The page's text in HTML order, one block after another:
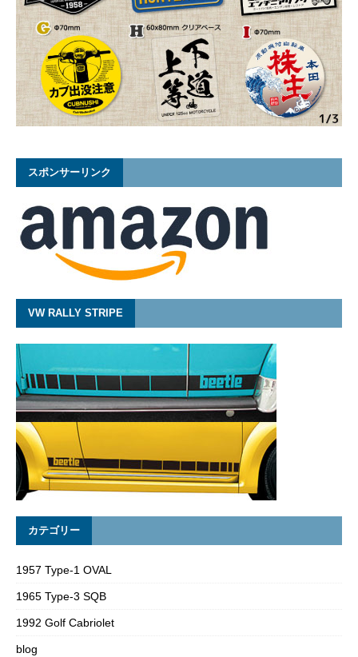
スポンサーリンク
VW RALLY STRIPE
カテゴリー
1957 Type-1 OVAL
1965 Type-3 SQB
1992 Golf Cabriolet
blog